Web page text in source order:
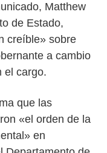
Matthew
de Estado,
creíble» sobre
a cambio
el cargo.
que las
«el orden de la
en